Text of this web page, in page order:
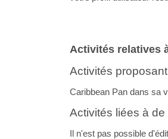
Activités relatives
Activités
Caribbean Pan dans sa
Activités liées à
Il n'est pas possible